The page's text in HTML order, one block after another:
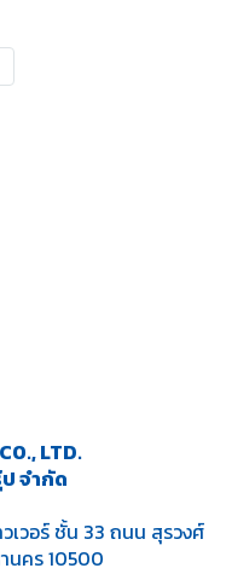
LTD.
จำกัด
เวอร์ ชั้น 33 ถนน สุรวงศ์
นคร 10500